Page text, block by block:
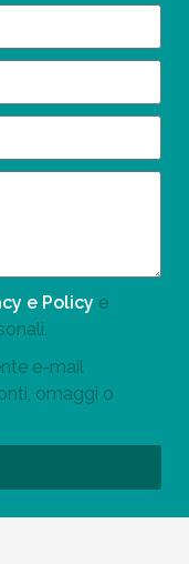
e Policy e
e-mail
omaggi o